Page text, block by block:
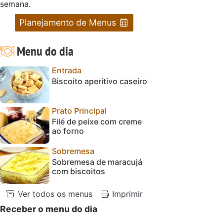
semana.
Planejamento de Menus
Menu do dia
Entrada
Biscoito aperitivo caseiro
Prato Principal
Filé de peixe com creme
ao forno
Sobremesa
Sobremesa de maracujá
com biscoitos
Ver todos os menus Imprimir
Receber o menu do dia